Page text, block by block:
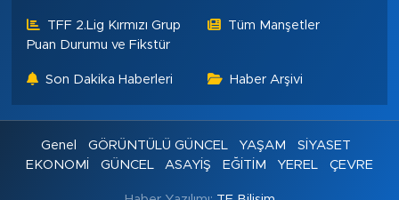
TFF 2.Lig Kırmızı Grup
Puan Durumu ve Fikstür
Tüm Manşetler
Son Dakika Haberleri Haber Arşivi
Genel GÖRÜNTÜLÜ GÜNCEL YAŞAM
SİYASET
EKONOMİ
GÜNCEL ASAYİŞ EĞİTİM YEREL ÇEVRE